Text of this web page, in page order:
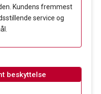
Kundens fremmest
service og
beskyttelse